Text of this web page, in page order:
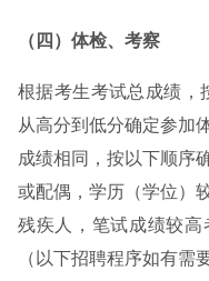
（四）体检、考察
根据考生考试总成绩，
从高分到低分确定参加
成绩相同，按以下顺序
或配偶，学历（学位）
残疾人，笔试成绩较
（以下招聘程序如有需